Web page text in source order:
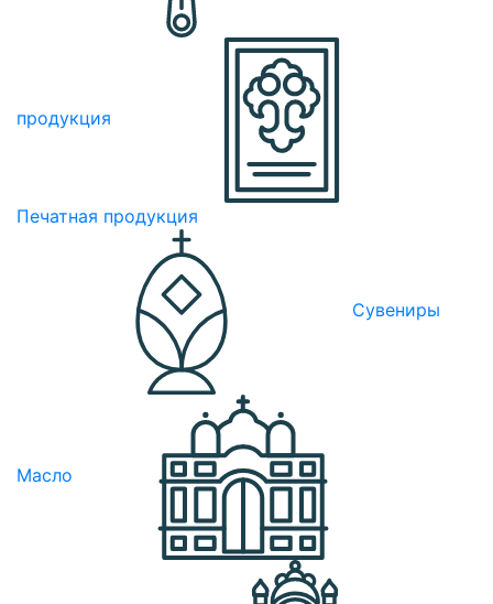
продукция
Печатная продукция
Сувениры
Масло